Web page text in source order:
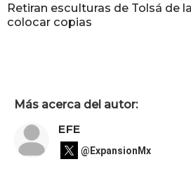
Retiran esculturas de Tolsá de
colocar copias
Más acerca del autor:
EFE
@ExpansionMx